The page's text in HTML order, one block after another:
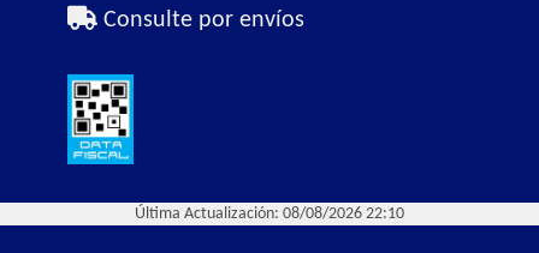
Consulte por envíos
Última Actualización: 08/08/2026 22:10